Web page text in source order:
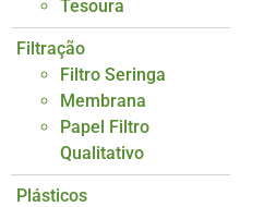
Tesoura
Filtração
Filtro Seringa
Membrana
Papel Filtro
Qualitativo
Plásticos